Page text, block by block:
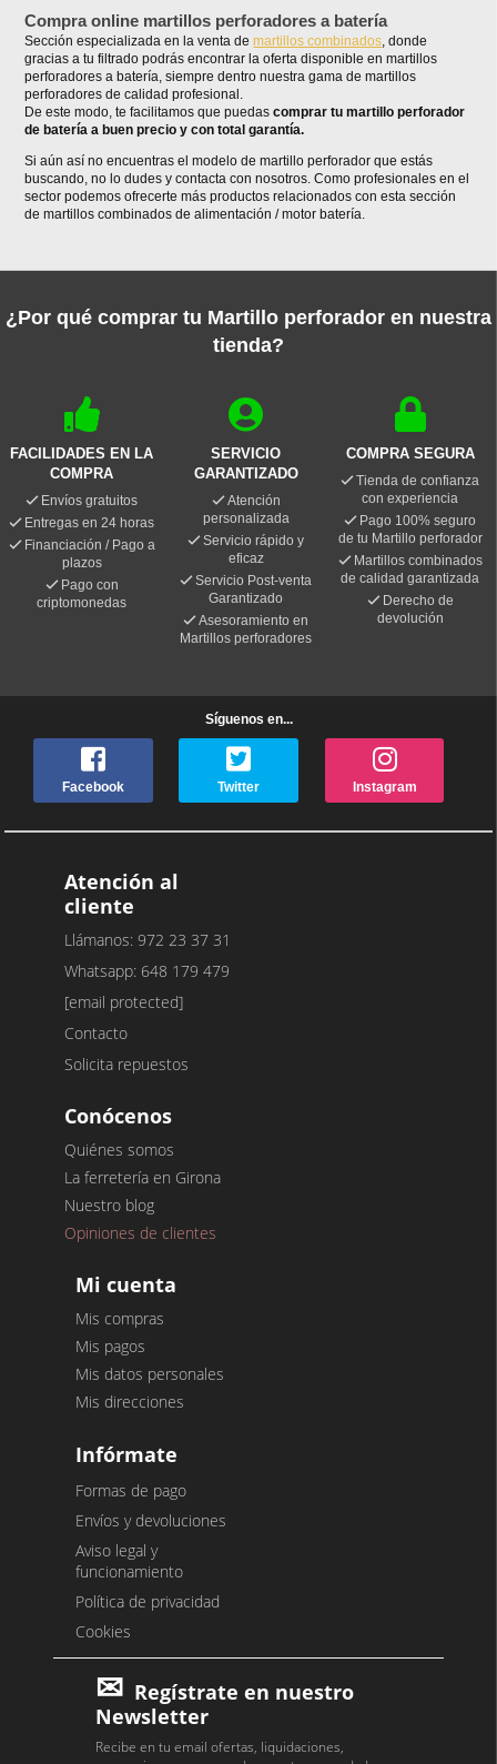
Compra online martillos perforadores a batería
Sección especializada en la venta demartillos combinados, donde
gracias a tu filtrado podrás encontrar la oferta disponible en martillos
perforadores a batería, siempre dentro nuestra gama de martillos
perforadores de calidad profesional.
De este modo, te facilitamos que puedascomprar tu martillo perforador
de batería a buen precio y con total garantía.
Si aún así no encuentras el modelo de martillo perforador que estás
buscando, no lo dudes y contacta con nosotros. Como profesionales en el
sector podemos ofrecerte más productos relacionados con esta sección
de martillos combinados de alimentación / motor batería.
¿Por qué comprar tu Martillo perforador en nuestra
tienda?
FACILIDADES EN LA
COMPRA
Envíos gratuitos
Entregas en 24 horas
Financiación / Pago a
plazos
Pago con
criptomonedas
SERVICIO
GARANTIZADO
Atención
personalizada
Servicio rápido y
eficaz
Servicio Post-venta
Garantizado
Asesoramiento en
Martillos perforadores
COMPRA SEGURA
Tienda de confianza
con experiencia
Pago 100% seguro
de tu Martillo perforador
Martillos combinados
de calidad garantizada
Derecho de
devolución
Síguenos en...
Facebook Twitter Instagram
Atención al
cliente
Llámanos: 972 23 37 31
Whatsapp: 648 179 479
[email protected]
Contacto
Solicita repuestos
Conócenos
Quiénes somos
La ferretería en Girona
Nuestro blog
Opiniones de clientes
Mi cuenta
Mis compras
Mis pagos
Mis datos personales
Mis direcciones
Infórmate
Formas de pago
Envíos y devoluciones
Aviso legal y
funcionamiento
Política de privacidad
Cookies
Regístrate en nuestro
Newsletter
Recibe en tu email ofertas, liquidaciones,